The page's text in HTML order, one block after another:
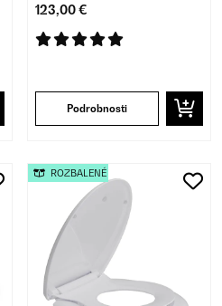
123,00 €
Podrobnosti
ROZBALENÉ